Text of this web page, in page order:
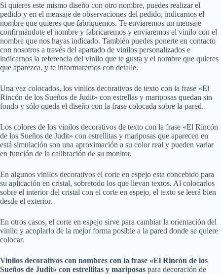
Si quieres este mismo diseño con otro nombre, puedes realizar el
pedido y en el mensaje de observaciones del pedido, indicarnos el
nombre que quieres que fabriquemos. Te enviaremos un mensaje
confirmándote el nombre y fabricaremos y enviaremos el vinilo con el
nombre que nos hayas indicado. También puedes ponerte en contacto
con nosotros a través del apartado de vinilos personalizados e
indicarnos la referencia del vinilo que te gusta y el nombre que quieres
que aparezca, y te informaremos con detalle.
Una vez colocados, los vinilos decorativos de texto con la frase «El
Rincón de los Sueños de Judit» con estrellas y mariposas quedan sin
fondo y sólo queda el diseño con la frase colocada sobre la pared.
Los colores de los vinilos decorativos de texto con la frase «El Rincón
de los Sueños de Judit» con estrellitas y mariposas que aparecen en
está simulación son una aproximación a su color real y pueden variar
en función de la calibración de su monitor.
En algunos vinilos decorativos el corte en espejo esta concebido para
su aplicación en cristal, sobretodo los que llevan textos. Al colocarlos
sobre el interior del cristal con el corte en espejo, el texto se leerá bien
desde el exterior.
En otros casos, el corte en espejo sirve para cambiar la orientación del
vinilo y acoplarlo de la mejor forma posible a la pared donde se quiere
colocar.
Vinilos decorativos con nombres con la frase «El Rincón de los
Sueños de Judit» con estrellitas y mariposas para decoración de